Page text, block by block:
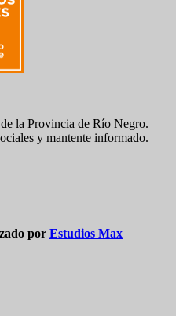
la Provincia de Río Negro.
y mantente informado.
por Estudios Max